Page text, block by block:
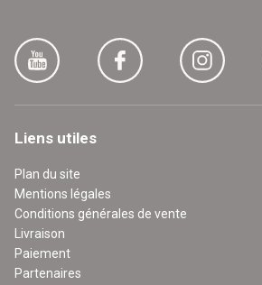
Liens utiles
Plan du site
Mentions légales
Conditions générales de vente
Livraison
Paiement
Partenaires